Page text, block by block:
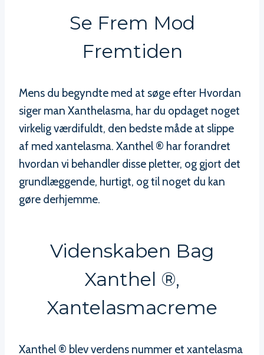
Se Frem Mod
Fremtiden
Mens du begyndte med at søge efter Hvordan
siger man Xanthelasma, har du opdaget noget
virkelig værdifuldt, den bedste måde at slippe
af med xantelasma. Xanthel ® har forandret
hvordan vi behandler disse pletter, og gjort det
grundlæggende, hurtigt, og til noget du kan
gøre derhjemme.
Videnskaben Bag
Xanthel ®,
Xantelasmacreme
Xanthel ® blev verdens nummer et xantelasma